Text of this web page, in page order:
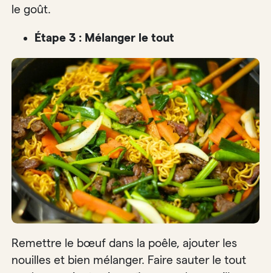
le goût.
Étape 3 : Mélanger le tout
Remettre le bœuf dans la poêle, ajouter les
nouilles et bien mélanger. Faire sauter le tout